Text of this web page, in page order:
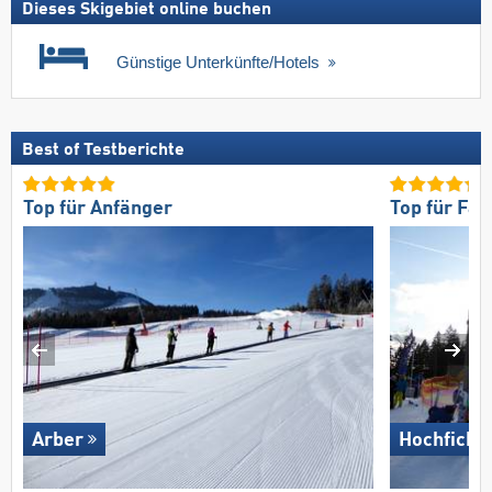
Dieses Skigebiet online buchen
Günstige Unterkünfte/Hotels
Best of Testberichte
Top für Anfänger
Arber
Top für
Hochficht